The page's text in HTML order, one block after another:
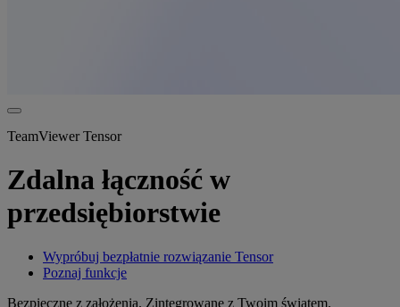
TeamViewer Tensor
Zdalna łączność w
przedsiębiorstwie
Wypróbuj bezpłatnie rozwiązanie Tensor
Poznaj funkcje
Bezpieczne z założenia. Zintegrowane z Twoim światem.